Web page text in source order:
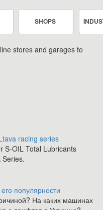
SHOPS
stores and garages to
racing series
S-OIL Total Lubricants
популярности
На каких машинах